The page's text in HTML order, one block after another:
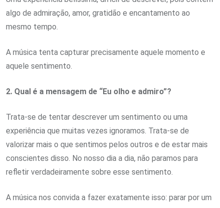
algo de admiração, amor, gratidão e encantamento ao
mesmo tempo.
A música tenta capturar precisamente aquele momento e
aquele sentimento.
2. Qual é a mensagem de “Eu olho e admiro”?
Trata-se de tentar descrever um sentimento ou uma
experiência que muitas vezes ignoramos. Trata-se de
valorizar mais o que sentimos pelos outros e de estar mais
conscientes disso. No nosso dia a dia, não paramos para
refletir verdadeiramente sobre esse sentimento.
A música nos convida a fazer exatamente isso: parar por um